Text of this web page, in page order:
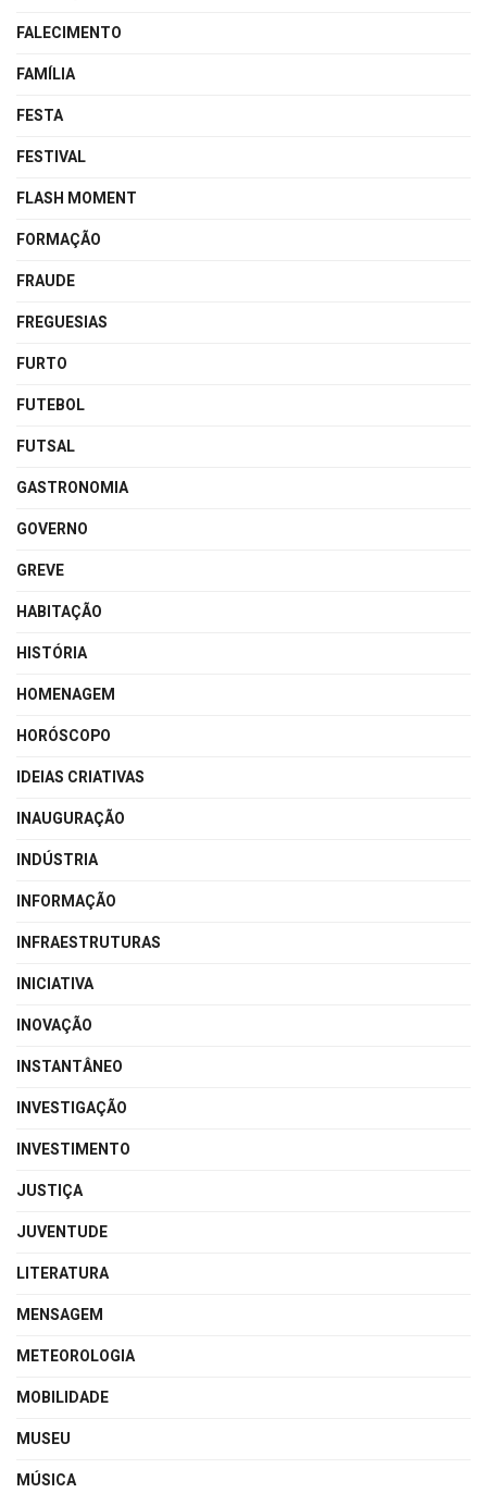
FALECIMENTO
FAMÍLIA
FESTA
FESTIVAL
FLASH MOMENT
FORMAÇÃO
FRAUDE
FREGUESIAS
FURTO
FUTEBOL
FUTSAL
GASTRONOMIA
GOVERNO
GREVE
HABITAÇÃO
HISTÓRIA
HOMENAGEM
HORÓSCOPO
IDEIAS CRIATIVAS
INAUGURAÇÃO
INDÚSTRIA
INFORMAÇÃO
INFRAESTRUTURAS
INICIATIVA
INOVAÇÃO
INSTANTÂNEO
INVESTIGAÇÃO
INVESTIMENTO
JUSTIÇA
JUVENTUDE
LITERATURA
MENSAGEM
METEOROLOGIA
MOBILIDADE
MUSEU
MÚSICA